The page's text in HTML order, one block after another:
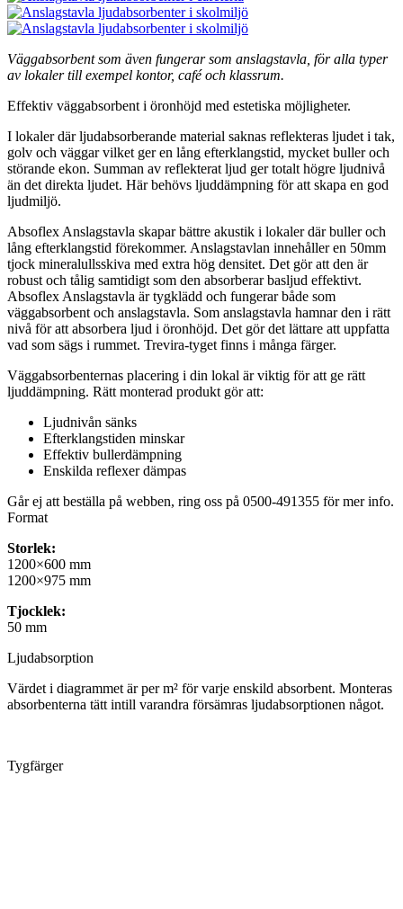
Väggabsorbent som även fungerar som anslagstavla, för alla typer
av lokaler till exempel kontor, café och klassrum.
Effektiv väggabsorbent i öronhöjd med estetiska möjligheter.
I lokaler där ljudabsorberande material saknas reflekteras ljudet i tak,
golv och väggar vilket ger en lång efterklangstid, mycket buller och
störande ekon. Summan av reflekterat ljud ger totalt högre ljudnivå
än det direkta ljudet. Här behövs ljuddämpning för att skapa en god
ljudmiljö.
Absoflex Anslagstavla skapar bättre akustik i lokaler där buller och
lång efterklangstid förekommer. Anslagstavlan innehåller en 50mm
tjock mineralullsskiva med extra hög densitet. Det gör att den är
robust och tålig samtidigt som den absorberar basljud effektivt.
Absoflex Anslagstavla är tygklädd och fungerar både som
väggabsorbent och anslagstavla. Som anslagstavla hamnar den i rätt
nivå för att absorbera ljud i öronhöjd. Det gör det lättare att uppfatta
vad som sägs i rummet. Trevira-tyget finns i många färger.
Väggabsorbenternas placering i din lokal är viktig för att ge rätt
ljuddämpning. Rätt monterad produkt gör att:
Ljudnivån sänks
Efterklangstiden minskar
Effektiv bullerdämpning
Enskilda reflexer dämpas
Går ej att beställa på webben, ring oss på 0500-491355 för mer info.
Format
Storlek:
1200×600 mm
1200×975 mm
Tjocklek:
50 mm
Ljudabsorption
Värdet i diagrammet är per m² för varje enskild absorbent. Monteras
absorbenterna tätt intill varandra försämras ljudabsorptionen något.
Tygfärger